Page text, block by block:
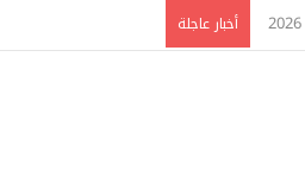
أخبار عاجلة